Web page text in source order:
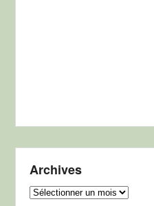
Archives
Archives